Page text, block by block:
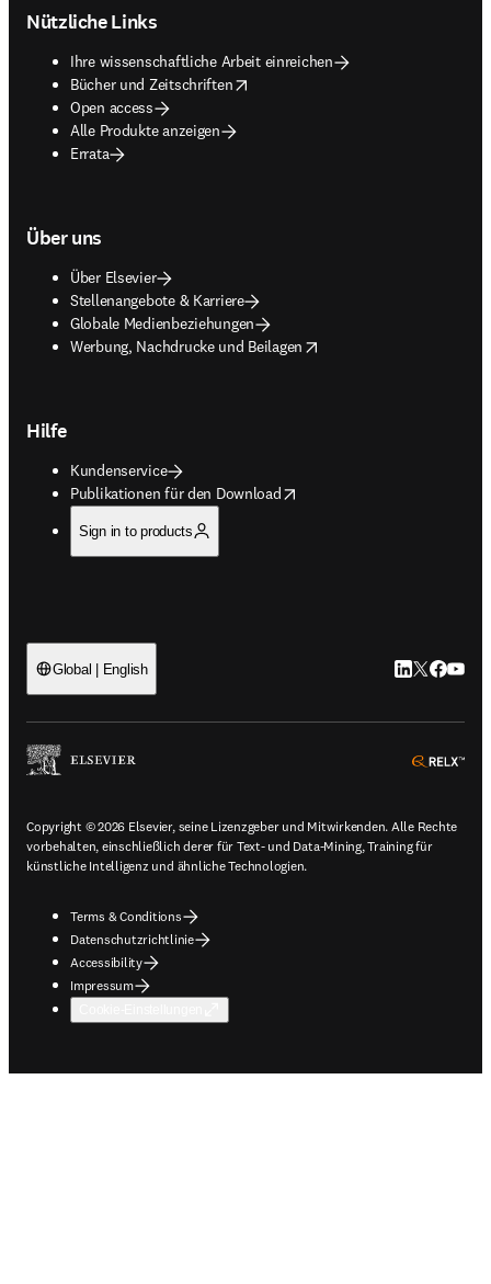
Nützliche Links
Ihre wissenschaftliche Arbeit einreichen
Bücher und Zeitschriften
opens in new tab/window
Open access
Alle Produkte anzeigen
Errata
Über uns
Über Elsevier
Stellenangebote & Karriere
Globale Medienbeziehungen
Werbung, Nachdrucke und Beilagen
opens in new tab/window
Hilfe
Kundenservice
Publikationen für den Download
opens in new tab/window
Sign in to products
Global | English LinkedIn
Twitter
Copyright © 2026 Elsevier, seine Lizenzgeber und Mitwirkenden. Alle Rechte
vorbehalten, einschließlich derer für Text- und Data-Mining, Training für
künstliche Intelligenz und ähnliche Technologien.
Terms & Conditions
Datenschutzrichtlinie
Accessibility
Impressum